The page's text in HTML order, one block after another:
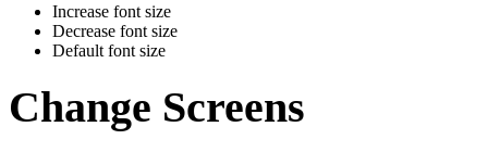
Increase font size
Decrease font size
Default font size
Change Screens